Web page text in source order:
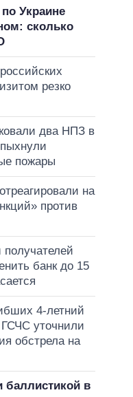
Украине
сколько
резко
два НПЗ в
пожары
на
против
получателей
банк до 15
4-летний
ГСЧС уточнили
обстрела на
баллистикой в